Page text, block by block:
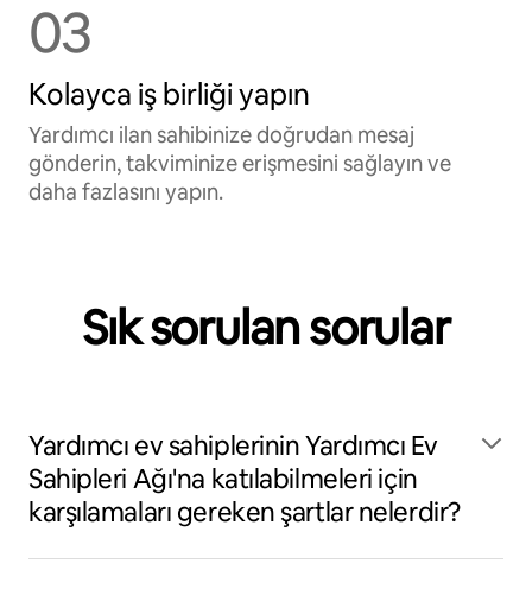
03
Kolayca iş birliği yapın
Yardımcı ilan sahibinize doğrudan mesaj
gönderin, takviminize erişmesini sağlayın ve
daha fazlasını yapın.
Sık sorulan sorular
Yardımcı ev sahiplerinin Yardımcı Ev
Sahipleri Ağı'na katılabilmeleri için
karşılamaları gereken şartlar nelerdir?